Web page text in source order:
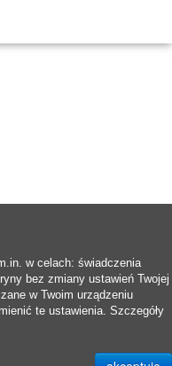
w celach: świadczenia
bez zmiany ustawień Twojej
w Twoim urządzeniu
te ustawienia. Szczegóły